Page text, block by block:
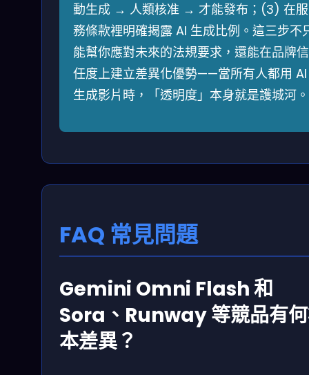
動生成 → 人類核准 → 才能發布；(3) 在服
務條款裡明確揭露 AI 生成比例。這三步不
能幫你應對未來的法規要求，還能在品牌信
任度上建立差異化優勢——當所有人都用 AI
生成影片時，「透明度」本身就是護城河。
FAQ 常見問題
Gemini Omni Flash 和
Sora、Runway 等競品有
本差異？